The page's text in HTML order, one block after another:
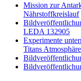
Mission zur
Nährstoffkreislauf
LEDA 132905
Experimente
Titans Atmosphäre